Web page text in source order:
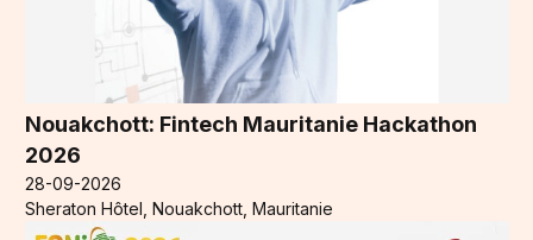
Nouakchott: Fintech Mauritanie Hackathon
2026
28-09-2026
Sheraton Hôtel, Nouakchott, Mauritanie